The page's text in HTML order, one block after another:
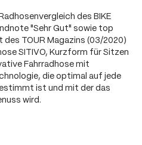
des BIKE
"Sehr Gut" sowie top
TOUR Magazins (03/2020)
SITIVO, Kurzform für Sitzen
Fahrradhose mit
die optimal auf jede
ist und mit der das
wird.